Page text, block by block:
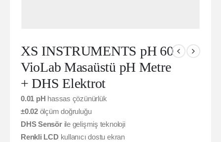
XS INSTRUMENTS pH 60
VioLab Masaüstü pH Metre
+ DHS Elektrot
0.01 pH hassas çözünürlük
±0.02ölçüm doğruluğu
DHS Sensörile gelişmiş teknoloji
Renkli LCDkullanıcı dostu ekran